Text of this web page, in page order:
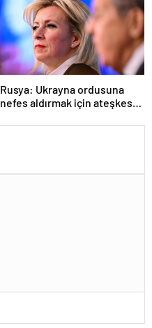
Rusya: Ukrayna ordusuna
nefes aldırmak için ateşkes